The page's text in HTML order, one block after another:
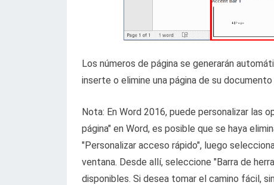
Los números de página se generarán
inserte o elimine una página de su documento
Nota: En Word 2016, puede personalizar las
página" en Word, es posible que se haya
"Personalizar acceso rápido", luego
ventana. Desde allí, seleccione "Barra de
disponibles. Si desea tomar el camino fácil,